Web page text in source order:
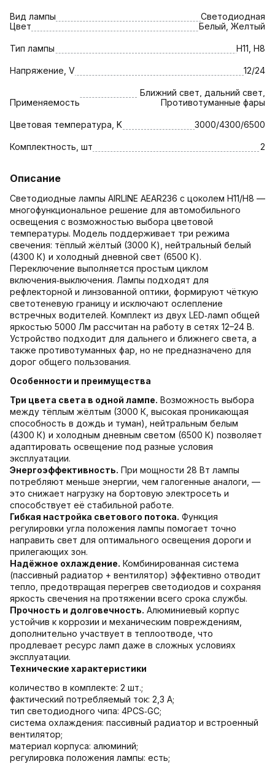
Вид лампы
Светодиодная
Цвет
Белый, Желтый
Тип лампы H11, H8
Напряжение, V 12/24
Применяемость
Ближний свет, дальний свет,
Противотуманные фары
Цветовая температура, K 3000/4300/6500
Комплектность, шт 2
Описание
Светодиодные лампы AIRLINE AEAR236 с цоколем H11/H8 —
многофункциональное решение для автомобильного
освещения с возможностью выбора цветовой
температуры. Модель поддерживает три режима
свечения: тёплый жёлтый (3000 К), нейтральный белый
(4300 К) и холодный дневной свет (6500 К).
Переключение выполняется простым циклом
включения‑выключения. Лампы подходят для
рефлекторной и линзованной оптики, формируют чёткую
светотеневую границу и исключают ослепление
встречных водителей. Комплект из двух LED‑ламп общей
яркостью 5000 Лм рассчитан на работу в сетях 12–24 В.
Устройство подходит для дальнего и ближнего света, а
также противотуманных фар, но не предназначено для
дорог общего пользования.
Особенности и преимущества
Три цвета света в одной лампе. Возможность выбора
между тёплым жёлтым (3000 К, высокая проникающая
способность в дождь и туман), нейтральным белым
(4300 К) и холодным дневным светом (6500 К) позволяет
адаптировать освещение под разные условия
эксплуатации.
Энергоэффективность. При мощности 28 Вт лампы
потребляют меньше энергии, чем галогенные аналоги, —
это снижает нагрузку на бортовую электросеть и
способствует её стабильной работе.
Гибкая настройка светового потока. Функция
регулировки угла положения лампы помогает точно
направить свет для оптимального освещения дороги и
прилегающих зон.
Надёжное охлаждение. Комбинированная система
(пассивный радиатор + вентилятор) эффективно отводит
тепло, предотвращая перегрев светодиодов и сохраняя
яркость свечения на протяжении всего срока службы.
Прочность и долговечность. Алюминиевый корпус
устойчив к коррозии и механическим повреждениям,
дополнительно участвует в теплоотводе, что
продлевает ресурс ламп даже в сложных условиях
эксплуатации.
Технические характеристики
количество в комплекте: 2 шт.;
фактический потребляемый ток: 2,3 А;
тип светодиодного чипа: 4PCS‑GC;
система охлаждения: пассивный радиатор и встроенный
вентилятор;
материал корпуса: алюминий;
регулировка положения лампы: есть;